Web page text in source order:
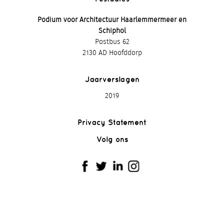
Podium voor Architectuur Haarlemmermeer en
Schiphol
Postbus 62
2130 AD Hoofddorp
Jaarverslagen
2019
Privacy Statement
Volg ons